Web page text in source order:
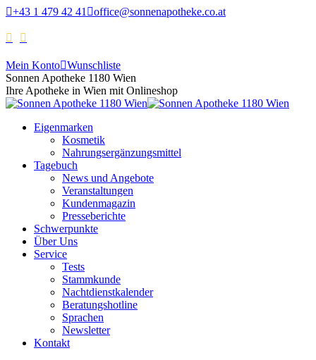
+43 1 479 42 41 office@sonnenapotheke.co.at
Mein Konto Wunschliste
Sonnen Apotheke 1180 Wien
Ihre Apotheke in Wien mit Onlineshop
Eigenmarken
Kosmetik
Nahrungsergänzungsmittel
Tagebuch
News und Angebote
Veranstaltungen
Kundenmagazin
Presseberichte
Schwerpunkte
Über Uns
Service
Tests
Stammkunde
Nachtdienstkalender
Beratungshotline
Sprachen
Newsletter
Kontakt